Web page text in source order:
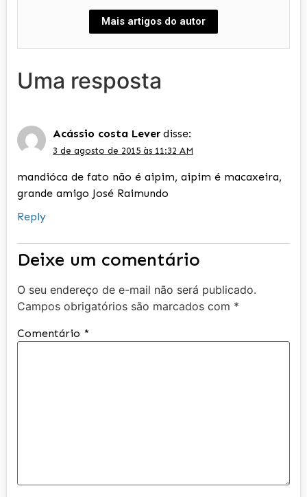
Mais artigos do autor
Uma resposta
Acássio costa Lever disse:
3 de agosto de 2015 às 11:32 AM
mandióca de fato não é aipim, aipim é macaxeira,
grande amigo José Raimundo
Reply
Deixe um comentário
O seu endereço de e-mail não será publicado.
Campos obrigatórios são marcados com *
Comentário *